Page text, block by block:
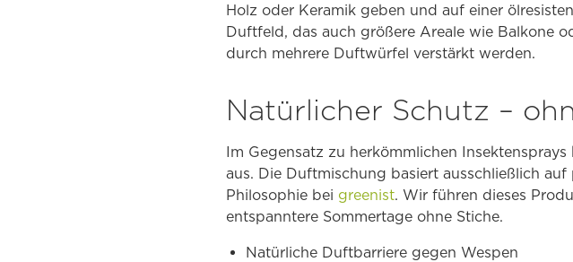
Holz oder Keramik geben und auf einer
Duftfeld, das auch größere Areale wie Balkone
durch mehrere Duftwürfel verstärkt werden.
Natürlicher Schutz –
Im Gegensatz zu herkömmlichen
aus. Die Duftmischung basiert ausschließlich
Philosophie bei greenist. Wir führen dieses
entspanntere Sommertage ohne Stiche.
Natürliche Duftbarriere gegen Wespen